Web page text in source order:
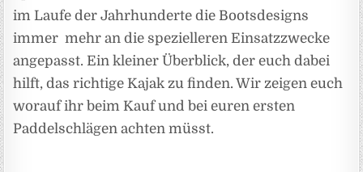
im Laufe der Jahrhunderte die Bootsdesigns
immer mehr an die spezielleren Einsatzzwecke
angepasst. Ein kleiner Überblick, der euch dabei
hilft, das richtige Kajak zu finden. Wir zeigen euch
worauf ihr beim Kauf und bei euren ersten
Paddelschlägen achten müsst.